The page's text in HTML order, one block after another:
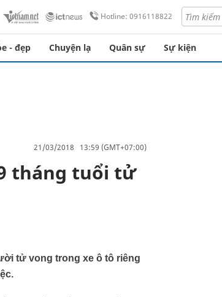
Hotline: 0916118822
- đẹp Chuyện lạ Quân sự Sự kiện
21/03/2018 13:59 (GMT+07:00)
tháng tuổi tử
tử vong trong xe ô tô riêng